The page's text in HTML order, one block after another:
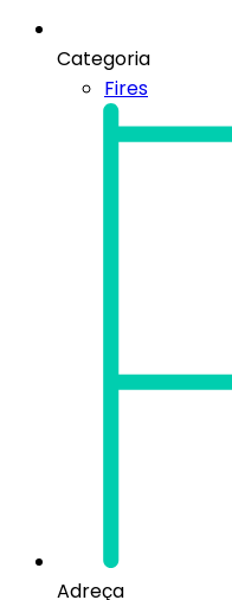
Categoria
Fires
Adreça